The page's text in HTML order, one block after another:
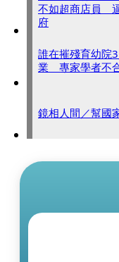
不如超商店員
府
誰在摧殘育幼院
業 專家學者不
鏡相人間／幫國